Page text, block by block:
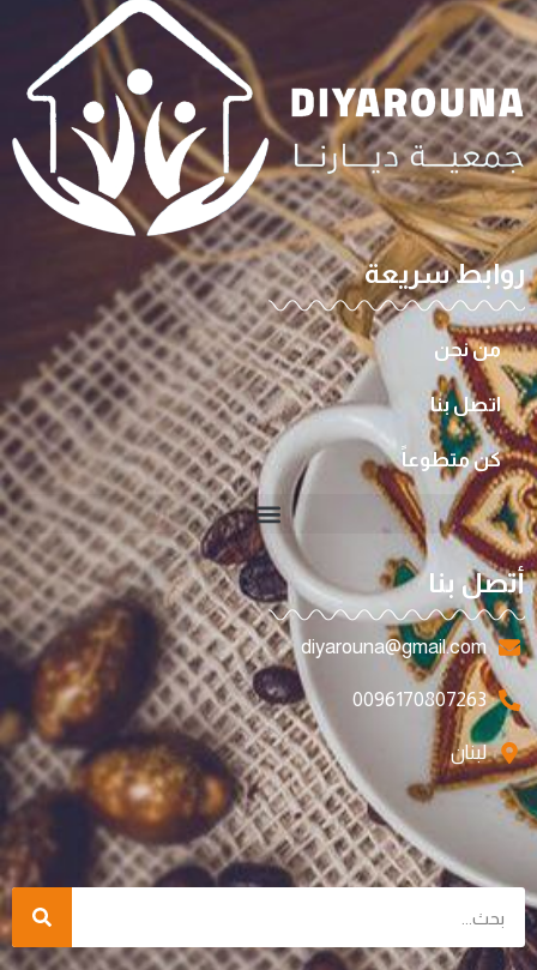
روابط سريعة
من نحن
اتصل بنا
كن متطوعاً
أتصل بنا
diyarouna@gmail.com
0096170807263
لبنان